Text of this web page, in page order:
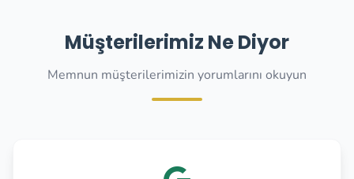
Müşterilerimiz Ne Diyor
Memnun müşterilerimizin yorumlarını okuyun